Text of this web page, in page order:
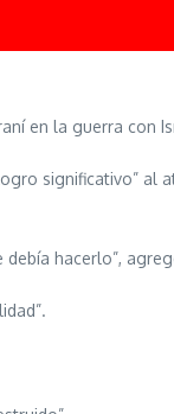
en la guerra con
significativo” al
debía hacerlo”,